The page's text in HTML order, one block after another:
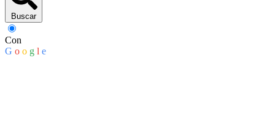
Buscar
Con
G o o g l e